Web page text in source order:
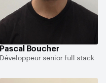
Pascal Boucher
Développeur senior full stack